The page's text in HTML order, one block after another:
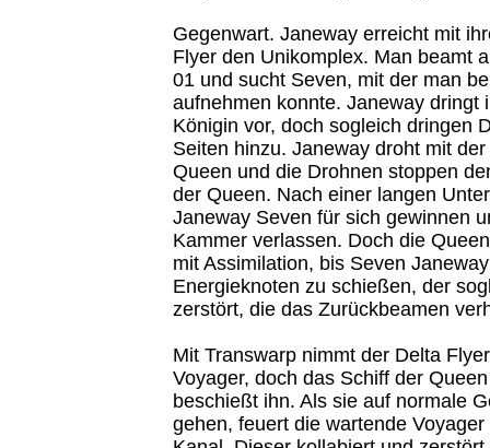
Gegenwart. Janeway erreicht mit
Flyer den Unikomplex. Man beamt
01 und sucht Seven, mit der man
aufnehmen konnte. Janeway dringt
Königin vor, doch sogleich dringen
Seiten hinzu. Janeway droht mit
Queen und die Drohnen stoppen
der Queen. Nach einer langen
Janeway Seven für sich gewinnen
Kammer verlassen. Doch die
mit Assimilation, bis Seven
Energieknoten zu schießen, der
zerstört, die das Zurückbeamen
Mit Transwarp nimmt der Delta
Voyager, doch das Schiff der
beschießt ihn. Als sie auf normale
gehen, feuert die wartende